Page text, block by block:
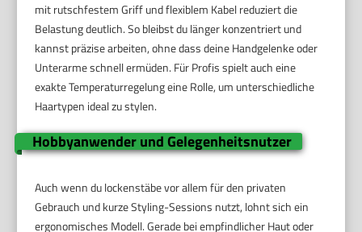
mit rutschfestem Griff und flexiblem Kabel reduziert die
Belastung deutlich. So bleibst du länger konzentriert und
kannst präzise arbeiten, ohne dass deine Handgelenke oder
Unterarme schnell ermüden. Für Profis spielt auch eine
exakte Temperaturregelung eine Rolle, um unterschiedliche
Haartypen ideal zu stylen.
Hobbyanwender und Gelegenheitsnutzer
Auch wenn du lockenstäbe vor allem für den privaten
Gebrauch und kurze Styling-Sessions nutzt, lohnt sich ein
ergonomisches Modell. Gerade bei empfindlicher Haut oder